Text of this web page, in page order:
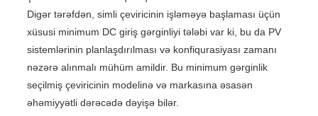
Digər tərəfdən, simli çeviricinin işləməyə başlaması üçün
xüsusi minimum DC giriş gərginliyi tələbi var ki, bu da PV
sistemlərinin planlaşdırılması və konfiqurasiyası zamanı
nəzərə alınmalı mühüm amildir. Bu minimum gərginlik
seçilmiş çeviricinin modelinə və markasına əsasən
əhəmiyyətli dərəcədə dəyişə bilər.